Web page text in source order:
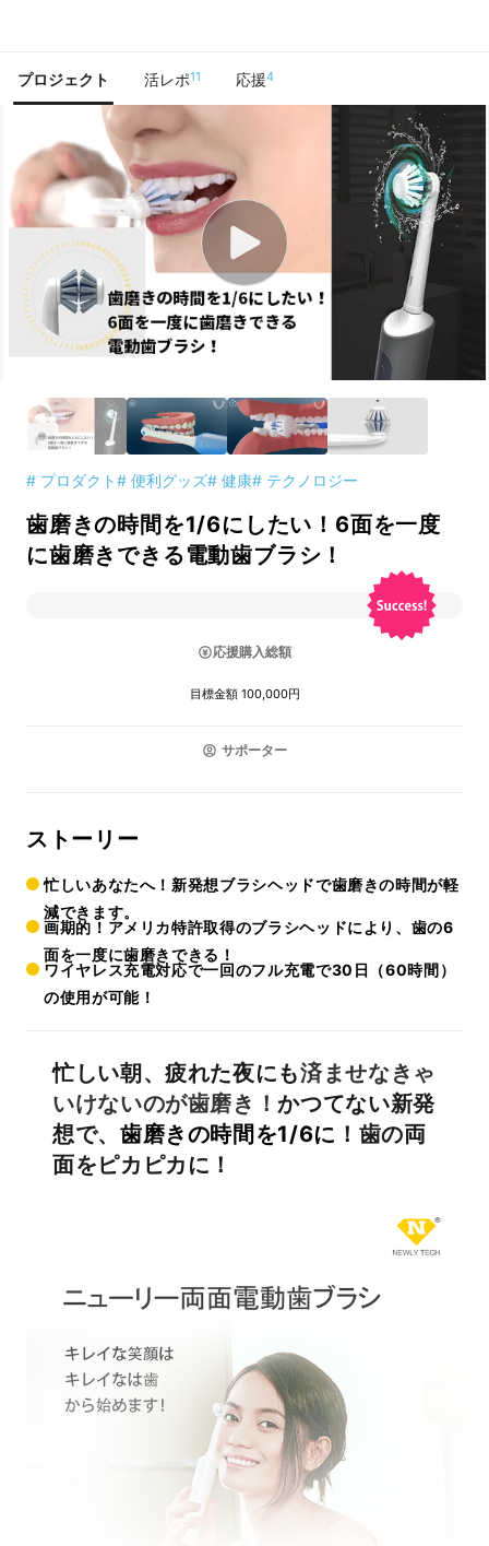
プロジェクト 活レポ11 応援4
# プロダクト# 便利グッズ# 健康# テクノロジー
歯磨きの時間を1/6にしたい！6面を一度
に歯磨きできる電動歯ブラシ！
応援購入総額
目標金額 100,000円
サポーター
ストーリー
忙しいあなたへ！新発想ブラシヘッドで歯磨きの時間が軽
減できます。
画期的！アメリカ特許取得のブラシヘッドにより、歯の6
面を一度に歯磨きできる！
ワイヤレス充電対応で一回のフル充電で30日（60時間）
の使用が可能！
忙しい朝、疲れた夜にも済ませなきゃ
いけないのが歯磨き！かつてない新発
想で、 歯磨きの時間を1/6に ！歯の両
面をピカピカに！